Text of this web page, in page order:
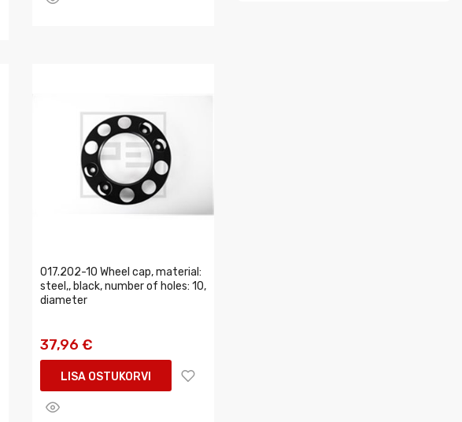
017.202-10 Wheel cap, material:
steel,, black, number of holes: 10,
diameter
37,96 €
LISA OSTUKORVI